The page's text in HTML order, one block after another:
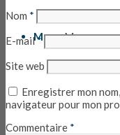
MenuMenu
Nom *
E-mail*
Site web
Enregistrer mon
navigateur pour mon
Commentaire *